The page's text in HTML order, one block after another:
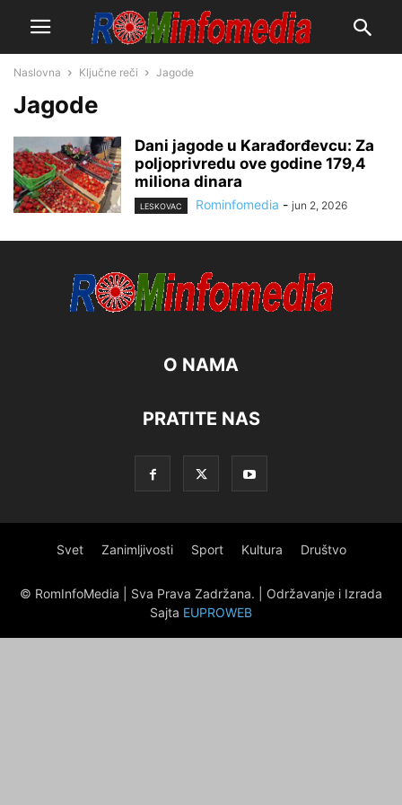
Naslovna Ključne reči Jagode
Jagode
Dani jagode u Karađorđevcu: Za
poljoprivredu ove godine 179,4
miliona dinara
LESKOVAC Rominfomedia - jun 2, 2026
O NAMA
PRATITE NAS
Svet Zanimljivosti Sport Kultura Društvo
© RomInfoMedia | Sva Prava Zadržana. | Održavanje i Izrada
Sajta EUPROWEB